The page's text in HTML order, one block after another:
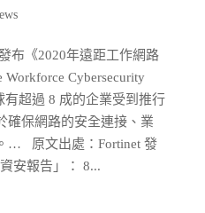
布《2020年遠距工作網路
Cybersecurity
有超過 8 成的企業受到推行
確保網路的安全連接、業
… 原文出處：Fortinet 發
安報告」： 8...